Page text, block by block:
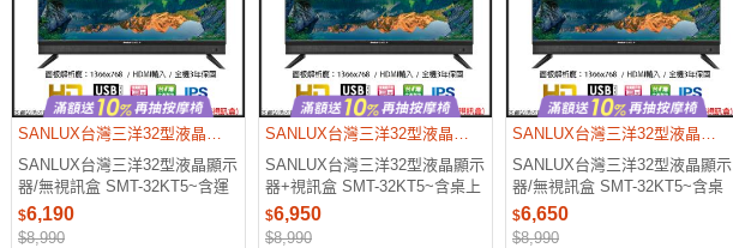
SANLUX台灣三洋32型液晶顯示器/無視訊盒 SMT-32KT5~含運僅配送一樓
SANLUX台灣三洋32型液晶顯示
器/無視訊盒 SMT-32KT5~含運
僅配送一樓
$6,190
$8,990
SANLUX台灣三洋32型液晶顯示器+視訊盒 SMT-32KT5~含桌上型拆箱定位+舊機回收
SANLUX台灣三洋32型液晶顯示
器+視訊盒 SMT-32KT5~含桌上
型拆箱定位+舊機回收
$6,950
$8,990
SANLUX台灣三洋32型液晶顯示器/無視訊盒 SMT-32KT5~含桌上型拆箱定位+舊機回收
SANLUX台灣三洋32型液晶顯示
器/無視訊盒 SMT-32KT5~含桌
上型拆箱定位+舊機回收
$6,650
$8,990